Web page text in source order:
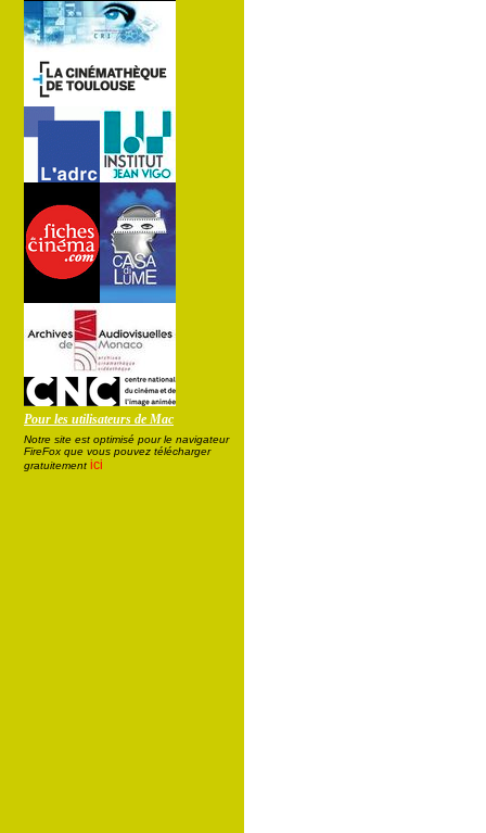
Pour les utilisateurs de Mac
Notre site est optimisé pour le navigateur
FireFox que vous pouvez télécharger
gratuitement ici